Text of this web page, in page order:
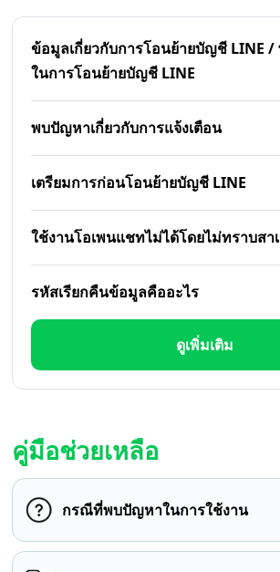
ข้อมูลเกี่ยวกับการโอนย้ายบัญชี LINE
ในการโอนย้ายบัญชี LINE
พบปัญหาเกี่ยวกับการแจ้งเตือน
เตรียมการก่อนโอนย้ายบัญชี LINE
ใช้งานโอเพนแชทไม่ได้โดยไม่ทราบสา
รหัสเรียกคืนข้อมูลคืออะไร
ดูเพิ่มเติม
คู่มือช่วยเหลือ
กรณีที่พบปัญหาในการใช้งาน